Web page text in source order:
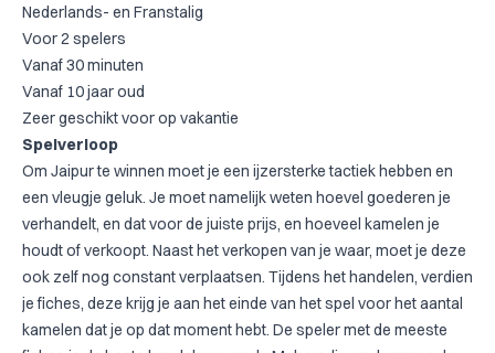
Nederlands- en Franstalig
Voor 2 spelers
Vanaf 30 minuten
Vanaf 10 jaar oud
Zeer geschikt voor op vakantie
Spelverloop
Om Jaipur te winnen moet je een ijzersterke tactiek hebben en
een vleugje geluk. Je moet namelijk weten hoevel goederen je
verhandelt, en dat voor de juiste prijs, en hoeveel kamelen je
houdt of verkoopt. Naast het verkopen van je waar, moet je deze
ook zelf nog constant verplaatsen. Tijdens het handelen, verdien
je fiches, deze krijg je aan het einde van het spel voor het aantal
kamelen dat je op dat moment hebt. De speler met de meeste